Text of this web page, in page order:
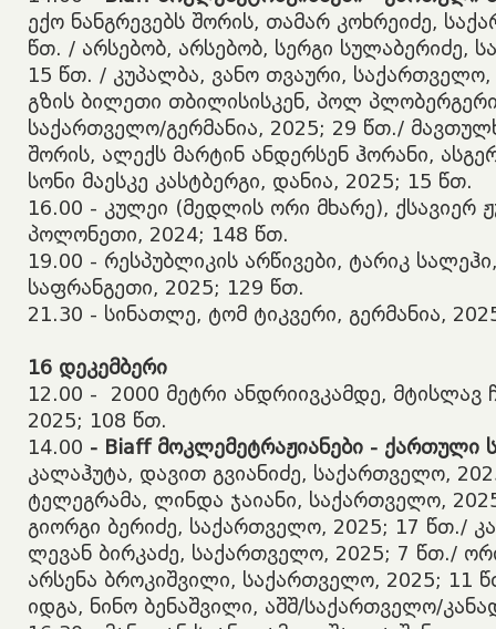
ექო ნანგრევებს შორის, თამარ კოხრეიძე,
წთ. / არსებობ, არსებობ, სერგი სულაბერიძე,
15 წთ. / კუპალბა, ვანო თვაური,
გზის ბილეთი თბილისისკენ, პოლ
საქართველო/გერმანია, 2025; 29 წთ./
შორის, ალექს მარტინ ანდერსენ ჰორანი,
სონი მაესკე კასტბერგი, დანია, 2025; 15 წთ.
​16.00 - კულეი (მედლის ორი მხარე), ქსავიერ
პოლონეთი, 2024; 148 წთ.
​19.00 - რესპუბლიკის არწივები, ტარიკ
საფრანგეთი, 2025; 129 წთ.
​21.30 - სინათლე, ტომ ტიკვერი, გერმანია,
16 დეკემბერი
​12.00 - 2000 მეტრი ანდრიივკამდე, მტისლავ
2025; 108 წთ.
​14.00 - Biaff მოკლემეტრაჟიანები - ქართული
კალაჰუტა, დავით გვიანიძე, საქართველო,
ტელეგრამა, ლინდა ჯაიანი, საქართველო,
გიორგი ბერიძე, საქართველო, 2025; 17 წთ./
ლევან ბირკაძე, საქართველო, 2025; 7 წთ./
არსენა ბროკიშვილი, საქართველო, 2025; 11
იდგა, ნინო ბენაშვილი, აშშ/საქართველო/